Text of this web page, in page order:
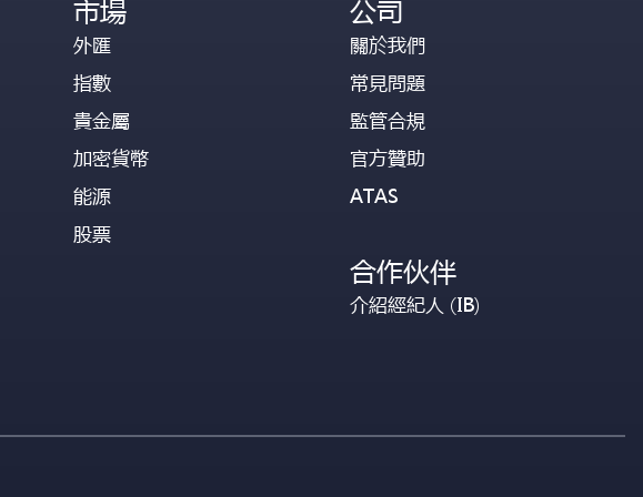
市場
外匯
指數
貴金屬
加密貨幣
能源
股票
公司
關於我們
常見問題
監管合規
官方贊助
ATAS
合作伙伴
介紹經紀人 (IB)